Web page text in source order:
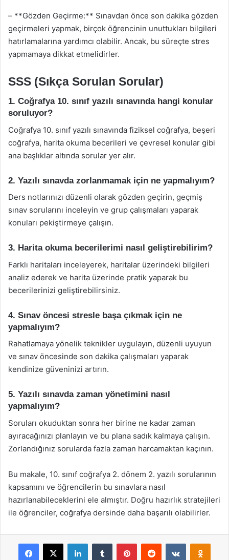
– **Gözden Geçirme:** Sınavdan önce son dakika gözden
geçirmeleri yapmak, birçok öğrencinin unuttukları bilgileri
hatırlamalarına yardımcı olabilir. Ancak, bu süreçte stres
yapmamaya dikkat etmelidirler.
SSS (Sıkça Sorulan Sorular)
1. Coğrafya 10. sınıf yazılı sınavında hangi konular
soruluyor?
Coğrafya 10. sınıf yazılı sınavında fiziksel coğrafya, beşeri
coğrafya, harita okuma becerileri ve çevresel konular gibi
ana başlıklar altında sorular yer alır.
2. Yazılı sınavda zorlanmamak için ne yapmalıyım?
Ders notlarınızı düzenli olarak gözden geçirin, geçmiş
sınav sorularını inceleyin ve grup çalışmaları yaparak
konuları pekiştirmeye çalışın.
3. Harita okuma becerilerimi nasıl geliştirebilirim?
Farklı haritaları inceleyerek, haritalar üzerindeki bilgileri
analiz ederek ve harita üzerinde pratik yaparak bu
becerilerinizi geliştirebilirsiniz.
4. Sınav öncesi stresle başa çıkmak için ne
yapmalıyım?
Rahatlamaya yönelik teknikler uygulayın, düzenli uyuyun
ve sınav öncesinde son dakika çalışmaları yaparak
kendinize güveninizi artırın.
5. Yazılı sınavda zaman yönetimini nasıl
yapmalıyım?
Soruları okuduktan sonra her birine ne kadar zaman
ayıracağınızı planlayın ve bu plana sadık kalmaya çalışın.
Zorlandığınız sorularda fazla zaman harcamaktan kaçının.
Bu makale, 10. sınıf coğrafya 2. dönem 2. yazılı sorularının
kapsamını ve öğrencilerin bu sınavlara nasıl
hazırlanabileceklerini ele almıştır. Doğru hazırlık stratejileri
ile öğrenciler, coğrafya dersinde daha başarılı olabilirler.
Facebook
X LinkedInTumblr PinterestReddit VKontakte